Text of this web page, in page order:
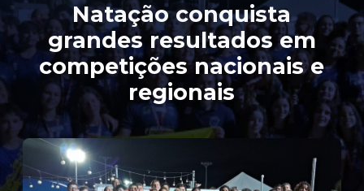
Natação conquista
grandes resultados em
competições nacionais e
regionais